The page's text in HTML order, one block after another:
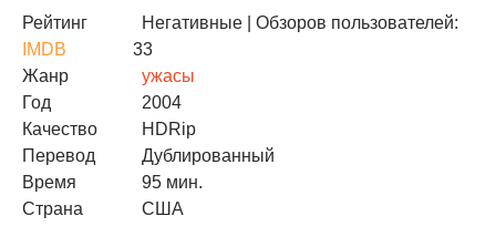
Рейтинг
IMDB
Негативные | Обзоров пользователей:
33
Жанр
ужасы
Год
2004
Качество
HDRip
Перевод
Дублированный
Время
95 мин.
Страна
США